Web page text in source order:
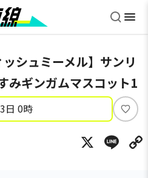
ッシュミーメル】サンリ
みギンガムマスコット1
日 0時
い
ね
X